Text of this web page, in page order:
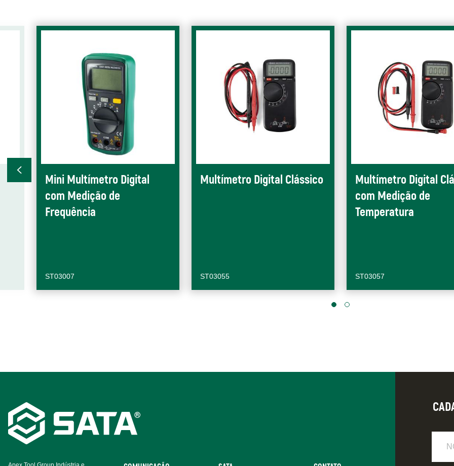
Mini Multímetro Digital
com Medição de
Frequência
ST03007
Multímetro Digital Clássico
ST03055
Multímetro Digital
com Medição de
Temperatura
ST03057
Footer
Navigation